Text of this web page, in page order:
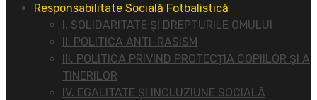
Responsabilitate Socială Fotbalistică
I. SOLIDARITATE ȘI DREPTURILE OMULUI
II. POLITICA ANTI-RASISM
III. POLITICA PRIVIND PROTECȚIA COPIILOR ȘI A
TINERILOR
IV. EGALITATE ȘI INCLUZIUNE SOCIALĂ